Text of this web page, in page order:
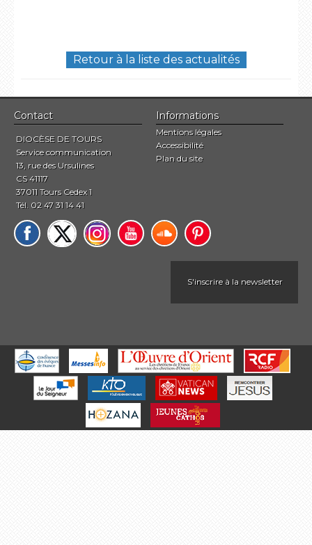
Retour à la liste des actualités
Contact
DIOCÈSE DE TOURS
Service communication
13, rue des Ursulines
CS 41117
37011 Tours Cedex 1
Tél. 02 47 31 14 41
Informations
Mentions légales
Accessibilité
Plan du site
S'inscrire à la newsletter